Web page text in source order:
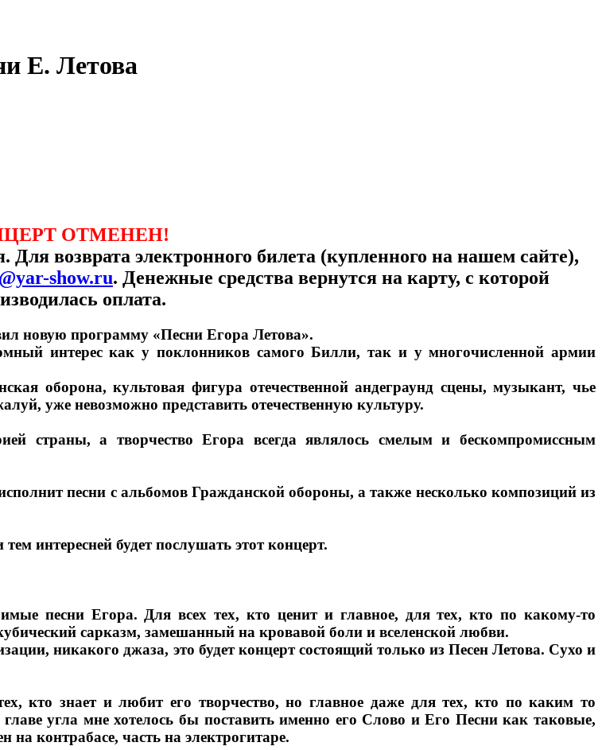
Е. Летова
ОТМЕНЕН!
возврата электронного билета (купленного на нашем сайте),
show.ru. Денежные средства вернутся на карту, с которой
оплата.
новую программу «Песни Егора Летова».
интерес как у поклонников самого Билли, так и у многочисленной армии
оборона, культовая фигура отечественной андеграунд сцены, музыкант, чье
уже невозможно представить отечественную культуру.
страны, а творчество Егора всегда являлось смелым и бескомпромиссным
песни с альбомов Гражданской обороны, а также несколько композиций из
интересней будет послушать этот концерт.
песни Егора. Для всех тех, кто ценит и главное, для тех, кто по какому-то
сарказм, замешанный на кровавой боли и вселенской любви.
никакого джаза, это будет концерт состоящий только из Песен Летова. Сухо и
кто знает и любит его творчество, но главное даже для тех, кто по каким то
угла мне хотелось бы поставить именно его Слово и Его Песни как таковые,
контрабасе, часть на электрогитаре.